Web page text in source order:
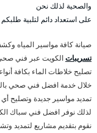
والصحية لذلك نحن
على استعداد دائم لتلبية
صيانة كافة مواسير المياه
تسريباتالكويت عبر فني
تصليح خلاطات الماء بكافة
خلال خدمة افضل فني صحي
تمديد مواسير جديدة وتصليح
لذلك نوفر افضل فني سباك
نقوم بتقديم مشاريع لتمديد